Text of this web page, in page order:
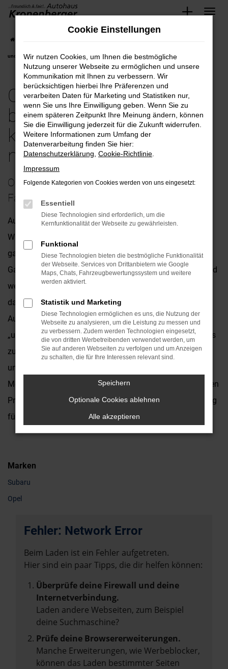
Zum
und günstig kaufen mit Lieferservice nach Wuppertal
Opel-Astra Jahreswagen
bequem und günstig
kaufen mit Lieferservice
nach Wuppertal
Opel Astra Jahreswagen – ein erstklassiges
Fahrzeug für Wuppertal
Auf die Frage nach einem passenden Fahrzeug für
Wuppertal und Umgebung lautet eine mögliche Antwort
ganz klar: Opel Astra Jahreswagen. Warum das so ist?
Ganz einfach, weil dieses Modell rundum vielseitig ist. Und
weil ein Jahreswagen fast so gut wie ein Neufahrzeuge
daherkommt, preislich jedoch deutlich darunter liegt. Das
Autohaus Kronenberger ist ein Traditionshändler. Wir sind
„unseren“ Marken seit Jahrzehnten treu und verstehen uns
zudem als Vertragshändler. Entsprechend finden Sie in
unserem Sortiment für Wuppertal und Umgebung jede
Menge Opel Astra Jahreswagen zu vernünftigen, günstigen
Preisen. Ein Vorteil besteht darin, dass die Autos durchweg
für Sie bereitstehen und keinerlei Wartezeiten bestehen.
Marken
Subaru
Opel
Fehler: Network Error
Beim Laden ist ein Fehler aufgetreten.
Hier sind ein paar Tipps, die dir helfen können:
Überprüfe deine Firewall und deine
Internetverbindung.
Laden andere Webseiten, zum Beispiel
deine Suchmaschine?
Prüfe deine Browsererweiterungen.
Manche Erweiterungen, wie Werbeblocker,
können das Laden bestimmter Seiten
Cookie Einstellungen
Wir nutzen Cookies, um Ihnen die bestmögliche
Nutzung unserer Webseite zu ermöglichen und unsere
Kommunikation mit Ihnen zu verbessern. Wir
berücksichtigen hierbei Ihre Präferenzen und
verarbeiten Daten für Marketing und Statistiken nur,
wenn Sie uns Ihre Einwilligung geben. Wenn Sie zu
einem späteren Zeitpunkt Ihre Meinung ändern, können
Sie die Einwilligung jederzeit für die Zukunft widerrufen.
Weitere Informationen zum Umfang der
Datenverarbeitung finden Sie hier:
Datenschutzerklärung Cookie-Richtlinie
Impressum
Folgende Kategorien von Cookies werden von uns eingesetzt:
Essentiell
Diese Technologien sind erforderlich, um die
Kernfunktionalität der Webseite zu gewährleisten.
Funktional
Diese Technologien bieten die bestmögliche Funktionalität
der Webseite. Services von Drittanbietern wie Google
Maps, Chats, Fahrzeugbewertungssystem und weitere
werden aktiviert.
Statistik und Marketing
Diese Technologien ermöglichen es uns, die Nutzung der
Webseite zu analysieren, um die Leistung zu messen und
zu verbessern. Zudem werden Technologien eingesetzt,
die von dritten Werbetreibenden verwendet werden, um
Sie auf anderen Webseiten zu verfolgen und um Anzeigen
zu schalten, die für Ihre Interessen relevant sind.
Speichern
Optionale Cookies ablehnen
Alle akzeptieren